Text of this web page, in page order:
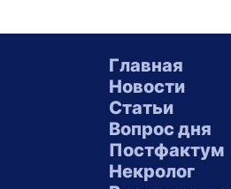
Главная
Новости
Статьи
Вопрос дня
Постфактум
Некролог